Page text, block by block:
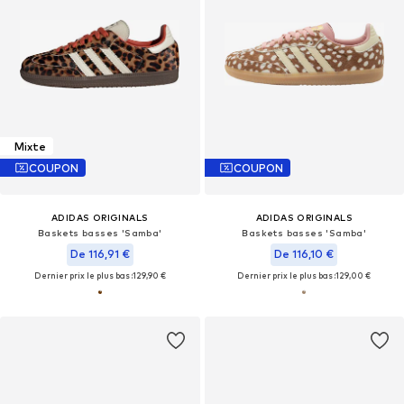
Mixte
COUPON
ADIDAS ORIGINALS
Baskets basses 'Samba'
De 116,91 €
Dernier prix le plus bas :129,90 €
COUPON
ADIDAS ORIGINALS
Baskets basses 'Samba'
De 116,10 €
Dernier prix le plus bas :129,00 €